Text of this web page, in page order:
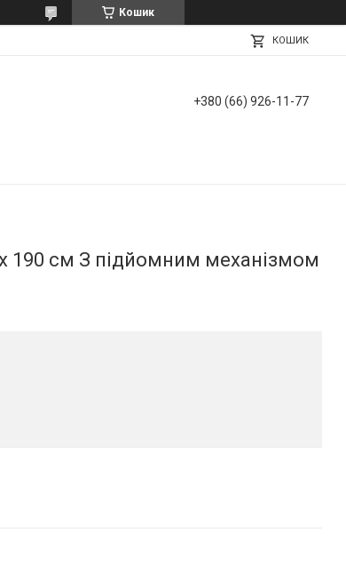
Кошик
КОШИК
+380 (66) 926-11-77
190 см З підйомним механізмом